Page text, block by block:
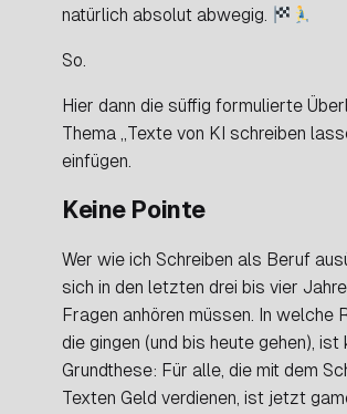
natürlich absolut abwegig.
So.
Hier dann die süffig formulierte
Thema „Texte von KI schreiben
einfügen.
Keine Pointe
Wer wie ich Schreiben als Beruf
sich in den letzten drei bis vier
Fragen anhören müssen. In welche
die gingen (und bis heute gehen), ist
Grundthese: Für alle, die mit dem
Texten Geld verdienen, ist jetzt